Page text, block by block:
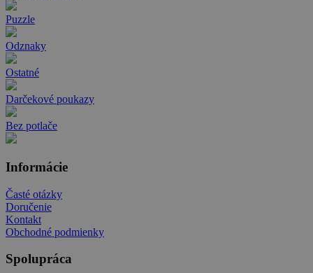
Puzzle
Odznaky
Ostatné
Darčekové poukazy
Bez potlače
Informácie
Časté otázky
Doručenie
Kontakt
Obchodné podmienky
Spolupráca